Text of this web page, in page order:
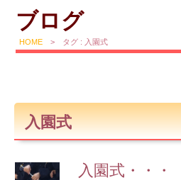
ブログ
HOME > タグ : 入園式
入園式
入園式・・・